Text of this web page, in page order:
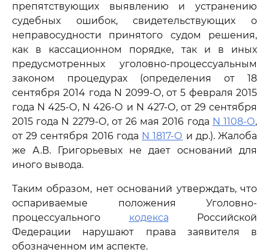
препятствующих выявлению и устранению
судебных ошибок, свидетельствующих о
неправосудности принятого судом решения,
как в кассационном порядке, так и в иных
предусмотренных уголовно-процессуальным
законом процедурах (определения от 18
сентября 2014 года N 2099-О, от 5 февраля 2015
года N 425-О, N 426-О и N 427-О, от 29 сентября
2015 года N 2279-О, от 26 мая 2016 года N 1108-О,
от 29 сентября 2016 года N 1817-О и др.). Жалоба
же А.В. Григорьевых не дает оснований для
иного вывода.
Таким образом, нет оснований утверждать, что
оспариваемые положения Уголовно-
процессуального кодекса Российской
Федерации нарушают права заявителя в
обозначенном им аспекте.